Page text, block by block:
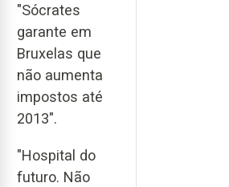
"Sócrates
garante em
Bruxelas que
não aumenta
impostos até
2013".
"Hospital do
futuro. Não